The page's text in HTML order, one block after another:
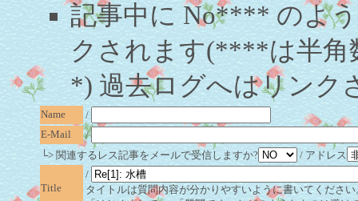
記事中に No**** のよ
クされます(****は半角
*) 過去ログへはリンク
Name
/
E-Mail
/
└> 関連するレス記事をメールで受信しますか?
/ アドレス
Title
/
タイトルは質問内容が分かりやすいように書いてください